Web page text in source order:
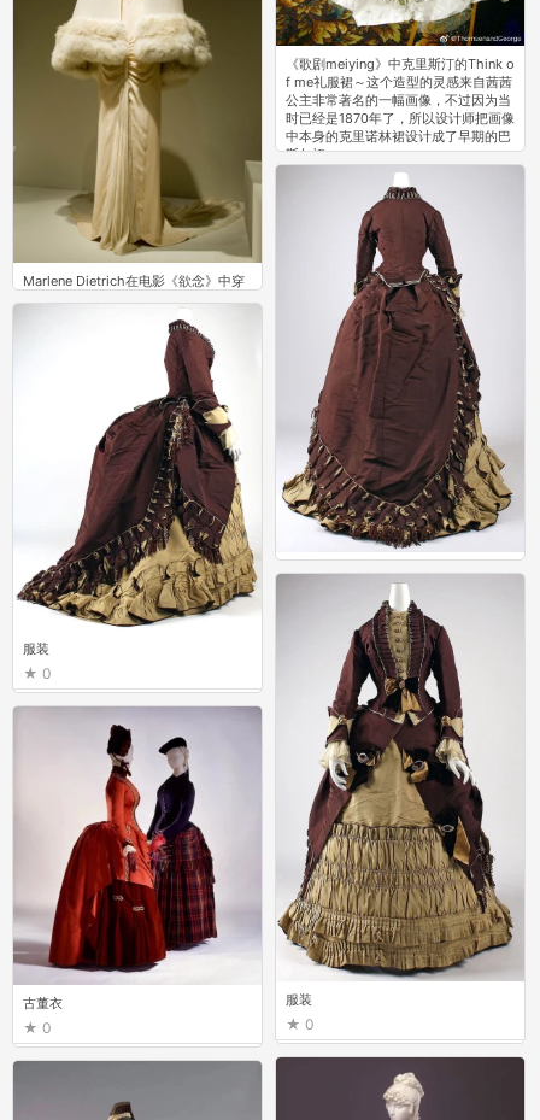
Marlene Dietrich在电影《欲念》中穿
的皮草戏服
服装
古董衣
0
服装
0
服装
0
《歌剧meiying》中克里斯汀的Think o
f me礼服裙～这个造型的灵感来自茜茜
公主非常著名的一幅画像，不过因为当
时已经是1870年了，所以设计师把画像
中本身的克里诺林裙设计成了早期的巴
斯尔裙。